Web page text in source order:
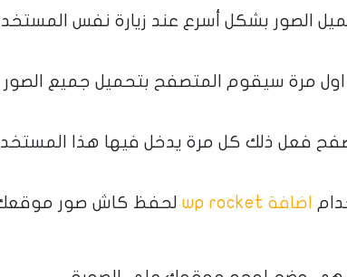
الصور بشكل أسرع عند زيارة نفس
مرة سيقوم المتصفح بتحميل جميع الصور
فعل ذلك كل مرة يدخل فيها هذا
اضافة wp rocket لحفظ كاش صور